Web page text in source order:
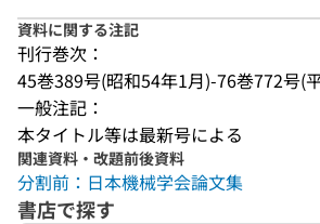
資料に関する注記
刊行巻次：
45巻389号(昭和54年1月)-76巻772号(
一般注記：
本タイトル等は最新号による
関連資料・改題前後資料
分割前：日本機械学会論文集
書店で探す